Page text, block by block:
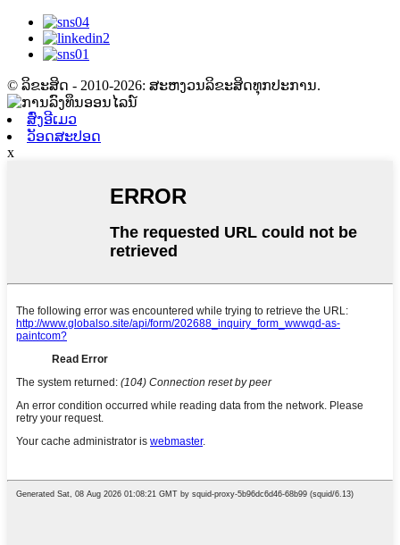
© ລິຂະສິດ - 2010-2026: ສະຫງວນລິຂະສິດທຸກປະການ.
ສົ່ງອີເມວ
ວັອດສະປອດ
x